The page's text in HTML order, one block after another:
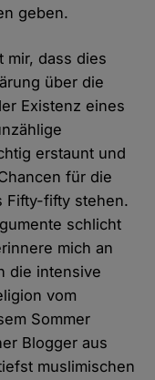
geben.
mir, dass dies
über die
Existenz eines
erstaunt und
für die
Fifty-fifty stehen.
schlicht
mich an
die intensive
vom
Sommer
Blogger aus
muslimischen